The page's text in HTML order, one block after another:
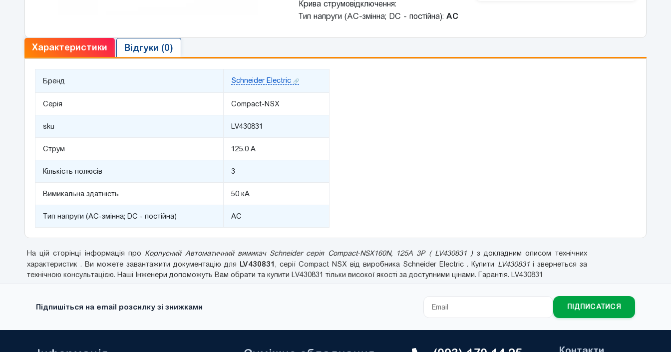
Крива струмовідключення:
Тип напруги (AC-змінна; DC - постійна):AC
Характеристики Відгуки (0)
Бренд Schneider Electric
Серія Compact-NSX
sku LV430831
Струм 125.0 А
Кількість полюсів 3
Вимикальна здатність 50 кА
Тип напруги (AC-змінна; DC - постійна) AC
На цій сторінці інформація про Корпусний Автоматичний вимикач Schneider серія Compact-NSX160N, 125A 3P ( LV430831 ) з докладним описом технічних
характеристик . Ви можете завантажити документацію для LV430831 , серії Compact NSX від виробника Schneider Electric . Купити LV430831і звернеться за
технічною консультацією. Наші Інженери допоможуть Вам обрати та купити LV430831 тільки високої якості за доступними цінами. Гарантія. LV430831
Підпишіться на email розсилку зі знижками ПІДПИСАТИСЯ